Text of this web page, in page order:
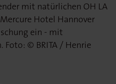
mit natürlichen OH LA
Hotel Hannover
ein - mit
Foto: © BRITA / Henrie
City können Gäste rund
BRITA Spender zapfen
Technik machen
intuitiv. Foto: © BRITA /